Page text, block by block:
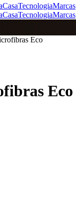
CasaTecnologiaMarcas
CasaTecnologiaMarcas
Eco
Eco